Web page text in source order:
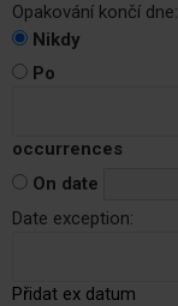
Opakování končí dne:
Nikdy
Po
occurrences
On date
Date exception:
Přidat ex datum